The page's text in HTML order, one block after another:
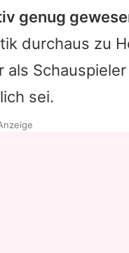
Richtlinien
genug
durchaus zu
sei.